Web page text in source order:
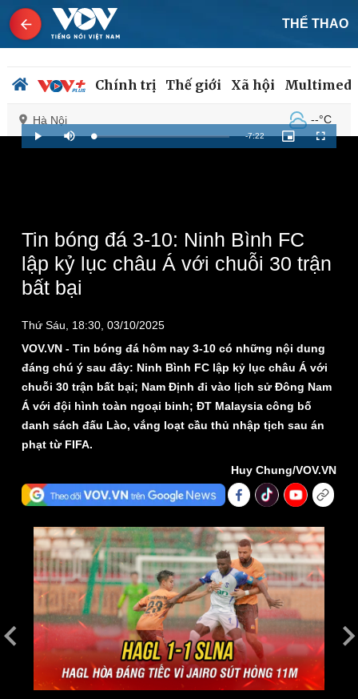
THỂ THAO
Chính trị Thế giới Xã hội
Hà Nội --°C
Tổ chức nhân sự
Quốc hội
Nhận diện sự thật
Dự báo thời tiết
Giáo dục
Dấu ấn VOV
Thế giới
Quan sát
Cuộc sống đó đây
Hồ sơ
Multimedia
Video
Ảnh
E-Magazine
Infographic
Play Mute Loaded:
1.13%
Remaining
-7:22
Picture-
in-
Fullscreen
Tin bóng đá 3-10: Ninh Bình FC
lập kỷ lục châu Á với chuỗi 30 trận
bất bại
Thứ Sáu, 18:30, 03/10/2025
VOV.VN - Tin bóng đá hôm nay 3-10 có những nội dung
đáng chú ý sau đây: Ninh Bình FC lập kỷ lục châu Á với
chuỗi 30 trận bất bại; Nam Định đi vào lịch sử Đông Nam
Á với đội hình toàn ngoại binh; ĐT Malaysia công bố
danh sách đấu Lào, vắng loạt cầu thủ nhập tịch sau án
phạt từ FIFA.
Huy Chung/VOV.VN